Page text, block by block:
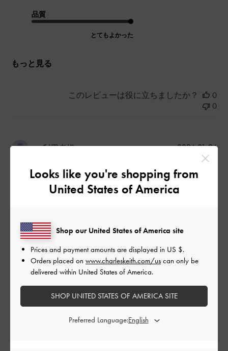
品質
とてもよかった
もっと見る
このレビューは役に立ちましたか？
0
0
ご利用者様
かわいい♡
サイズ: その他（シューズ以外） |カラー: ベージュ系
デザイン
とてもよかった
公
2024-01-24
Looks like you're shopping from
United States of America
Shop our United States of America site
Prices and payment amounts are displayed in US $.
Orders placed on www.charleskeith.com/us can only be
delivered within United States of America.
SHOP UNITED STATES OF AMERICA SITE
Preferred Language: